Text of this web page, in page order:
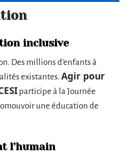
inclusive
Des millions d’enfants à
existantes. Agir pour
participe à la Journée
une éducation de
l’humain